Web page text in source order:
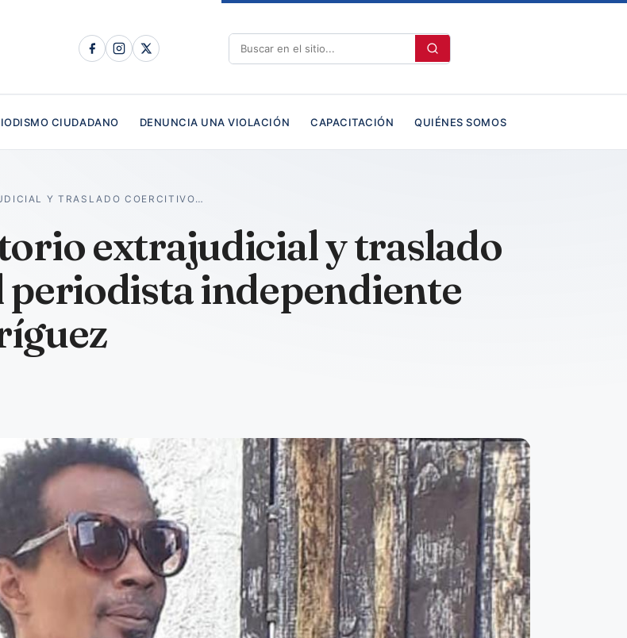
CIUDADANO DENUNCIA UNA VIOLACIÓN CAPACITACIÓN QUIÉNES SOMOS
Y TRASLADO COERCITIVO…
extrajudicial y traslado
independiente